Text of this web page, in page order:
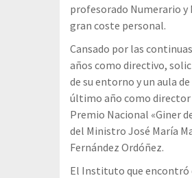
profesorado Numerario y
gran coste personal.
Cansado por las
años como directivo,
de su entorno y un aula
último año como
Premio Nacional «Giner
del Ministro José María
Fernández Ordóñez.
El Instituto que encontró